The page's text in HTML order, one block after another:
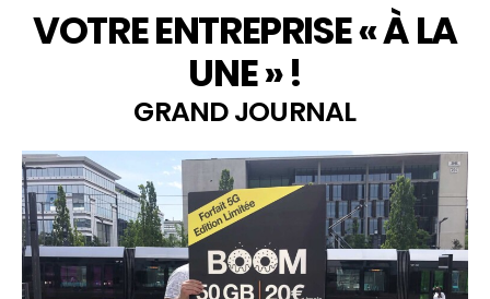
VOTRE ENTREPRISE « À LA
UNE » !
GRAND JOURNAL